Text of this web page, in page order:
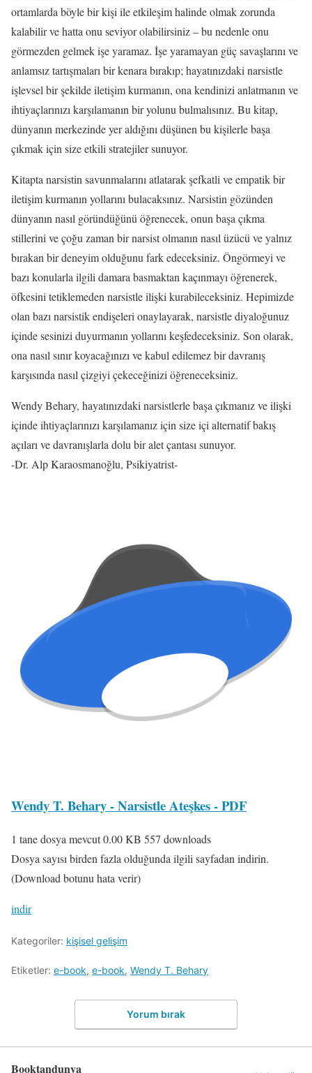
ortamlarda böyle bir kişi ile etkileşim halinde olmak zorunda
kalabilir ve hatta onu seviyor olabilirsiniz – bu nedenle onu
görmezden gelmek işe yaramaz. İşe yaramayan güç savaşlarını ve
anlamsız tartışmaları bir kenara bırakıp; hayatınızdaki narsistle
işlevsel bir şekilde iletişim kurmanın, ona kendinizi anlatmanın ve
ihtiyaçlarınızı karşılamanın bir yolunu bulmalısınız. Bu kitap,
dünyanın merkezinde yer aldığını düşünen bu kişilerle başa
çıkmak için size etkili stratejiler sunuyor.
Kitapta narsistin savunmalarını atlatarak şefkatli ve empatik bir
iletişim kurmanın yollarını bulacaksınız. Narsistin gözünden
dünyanın nasıl göründüğünü öğrenecek, onun başa çıkma
stillerini ve çoğu zaman bir narsist olmanın nasıl üzücü ve yalnız
bırakan bir deneyim olduğunu fark edeceksiniz. Öngörmeyi ve
bazı konularla ilgili damara basmaktan kaçınmayı öğrenerek,
öfkesini tetiklemeden narsistle ilişki kurabileceksiniz. Hepimizde
olan bazı narsistik endişeleri onaylayarak, narsistle diyaloğunuz
içinde sesinizi duyurmanın yollarını keşfedeceksiniz. Son olarak,
ona nasıl sınır koyacağınızı ve kabul edilemez bir davranış
karşısında nasıl çizgiyi çekeceğinizi öğreneceksiniz.
Wendy Behary, hayatınızdaki narsistlerle başa çıkmanız ve ilişki
içinde ihtiyaçlarınızı karşılamanız için size içi alternatif bakış
açıları ve davranışlarla dolu bir alet çantası sunuyor.
-Dr. Alp Karaosmanoğlu, Psikiyatrist-
Wendy T. Behary - Narsistle Ateşkes - PDF
1 tane dosya mevcut0.00 KB 557 downloads
Dosya sayısı birden fazla olduğunda ilgili sayfadan indirin.
(Download botunu hata verir)
indir
Kategoriler: kişisel gelişim
Etiketler: e-book, e-book, Wendy T. Behary
Yorum bırak
Booktandunya